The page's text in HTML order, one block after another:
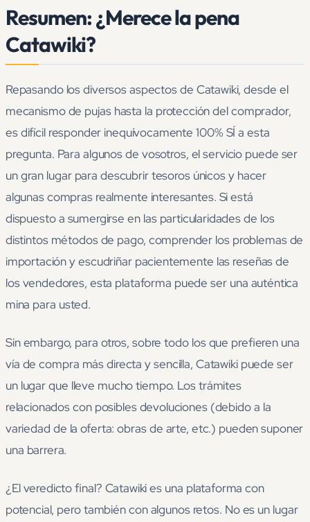
Resumen: ¿Merece la pena
Catawiki?
Repasando los diversos aspectos de Catawiki, desde el
mecanismo de pujas hasta la protección del comprador,
es difícil responder inequívocamente 100% SÍ a esta
pregunta. Para algunos de vosotros, el servicio puede ser
un gran lugar para descubrir tesoros únicos y hacer
algunas compras realmente interesantes. Si está
dispuesto a sumergirse en las particularidades de los
distintos métodos de pago, comprender los problemas de
importación y escudriñar pacientemente las reseñas de
los vendedores, esta plataforma puede ser una auténtica
mina para usted.
Sin embargo, para otros, sobre todo los que prefieren una
vía de compra más directa y sencilla, Catawiki puede ser
un lugar que lleve mucho tiempo. Los trámites
relacionados con posibles devoluciones (debido a la
variedad de la oferta: obras de arte, etc.) pueden suponer
una barrera.
¿El veredicto final? Catawiki es una plataforma con
potencial, pero también con algunos retos. No es un lugar